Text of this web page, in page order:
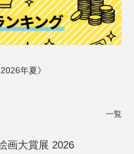
年夏》
一覧
画大賞展 2026